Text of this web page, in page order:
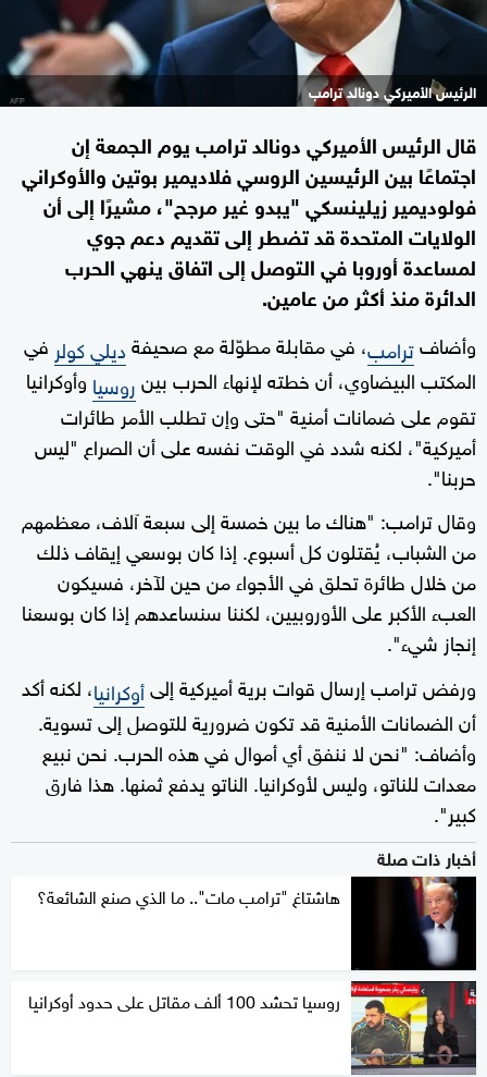
الرئيس الأميركي دونالد ترامب
قال الرئيس الأميركي دونالد ترامب يوم الجمعة إن
اجتماعًا بين الرئيسين الروسي فلاديمير بوتين والأوكراني
فولوديمير زيلينسكي "يبدو غير مرجح"، مشيرًا إلى أن
الولايات المتحدة قد تضطر إلى تقديم دعم جوي
لمساعدة أوروبا في التوصل إلى اتفاق ينهي الحرب
الدائرة منذ أكثر من عامين.
وأضافترامب، في مقابلة مطوّلة مع صحيفةديلي كولر في
المكتب البيضاوي، أن خطته لإنهاء الحرب بينروسيا وأوكرانيا
تقوم على ضمانات أمنية "حتى وإن تطلب الأمر طائرات
أميركية"، لكنه شدد في الوقت نفسه على أن الصراع "ليس
حربنا".
وقال ترامب: "هناك ما بين خمسة إلى سبعة آلاف، معظمهم
من الشباب، يُقتلون كل أسبوع. إذا كان بوسعي إيقاف ذلك
من خلال طائرة تحلق في الأجواء من حين لآخر، فسيكون
العبء الأكبر على الأوروبيين، لكننا سنساعدهم إذا كان بوسعنا
إنجاز شيء".
ورفض ترامب إرسال قوات برية أميركية إلىأوكرانيا، لكنه أكد
أن الضمانات الأمنية قد تكون ضرورية للتوصل إلى تسوية.
وأضاف: "نحن لا ننفق أي أموال في هذه الحرب. نحن نبيع
معدات للناتو، وليس لأوكرانيا. الناتو يدفع ثمنها. هذا فارق
كبير".
أخبار ذات صلة
هاشتاغ "ترامب مات".. ما الذي صنع الشائعة؟
روسيا تحشد 100 ألف مقاتل على حدود أوكرانيا